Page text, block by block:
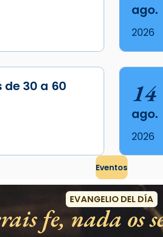
ago.
2026
30 a 60
14
ago.
2026
Eventos
EVANGELIO DEL DÍA
fe, nada os